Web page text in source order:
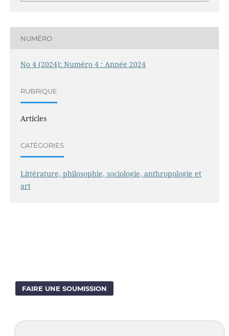
NUMÉRO
No 4 (2024): Numéro 4 : Année 2024
RUBRIQUE
Articles
CATÉGORIES
Littérature, philosophie, sociologie, anthropologie et
art
FAIRE UNE SOUMISSION